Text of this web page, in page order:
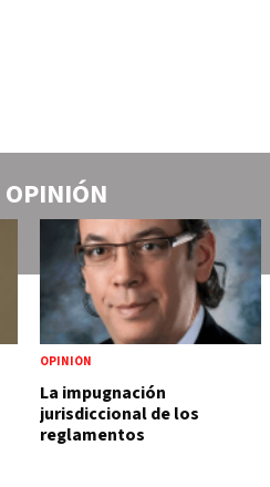
OPINIÓN
OPINIÓN
La impugnación
jurisdiccional de los
reglamentos